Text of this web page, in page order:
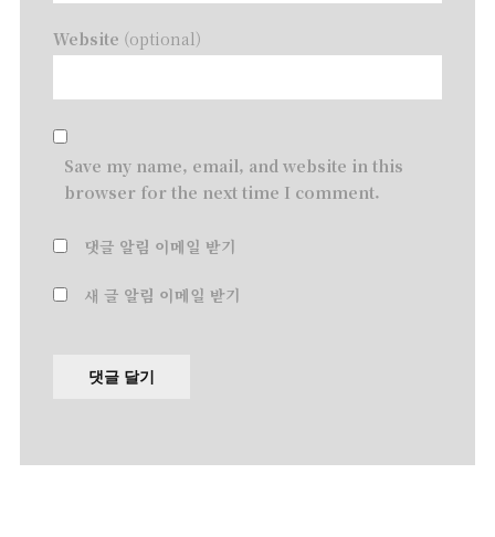
Website (optional)
Save my name, email, and website in this
browser for the next time I comment.
댓글 알림 이메일 받기
새 글 알림 이메일 받기